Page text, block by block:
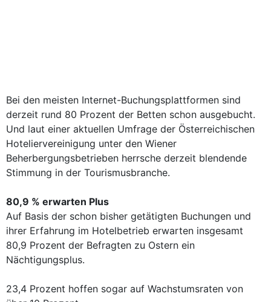
Bei den meisten Internet-Buchungsplattformen sind
derzeit rund 80 Prozent der Betten schon ausgebucht.
Und laut einer aktuellen Umfrage der Österreichischen
Hoteliervereinigung unter den Wiener
Beherbergungsbetrieben herrsche derzeit blendende
Stimmung in der Tourismusbranche.
80,9 % erwarten Plus
Auf Basis der schon bisher getätigten Buchungen und
ihrer Erfahrung im Hotelbetrieb erwarten insgesamt
80,9 Prozent der Befragten zu Ostern ein
Nächtigungsplus.
23,4 Prozent hoffen sogar auf Wachstumsraten von